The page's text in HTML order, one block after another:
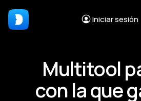
Iniciar sesión
Multitool
con la que